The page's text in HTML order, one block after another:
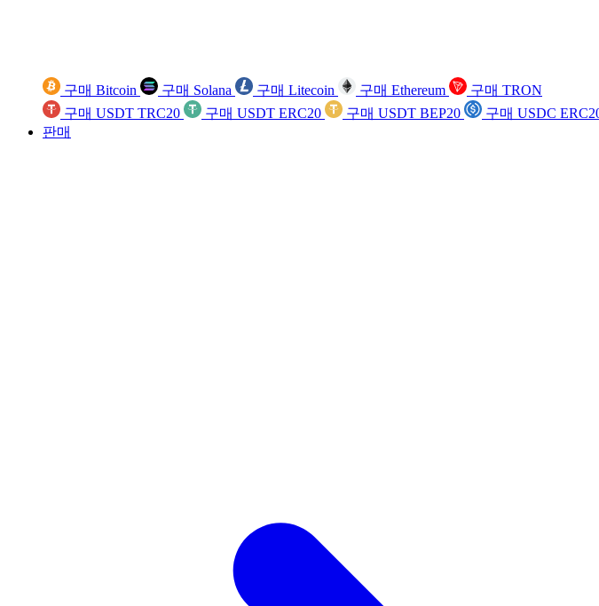
구매 Bitcoin 구매 Solana 구매 Litecoin 구매 Ethereum
구매 TRON
구매 USDT TRC20
구매 USDT ERC20 구매 USDT BEP20 구매 USDC
판매